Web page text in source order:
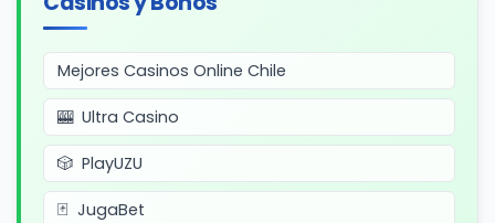
Mejores Casinos Online Chile
Ultra Casino
PlayUZU
JugaBet